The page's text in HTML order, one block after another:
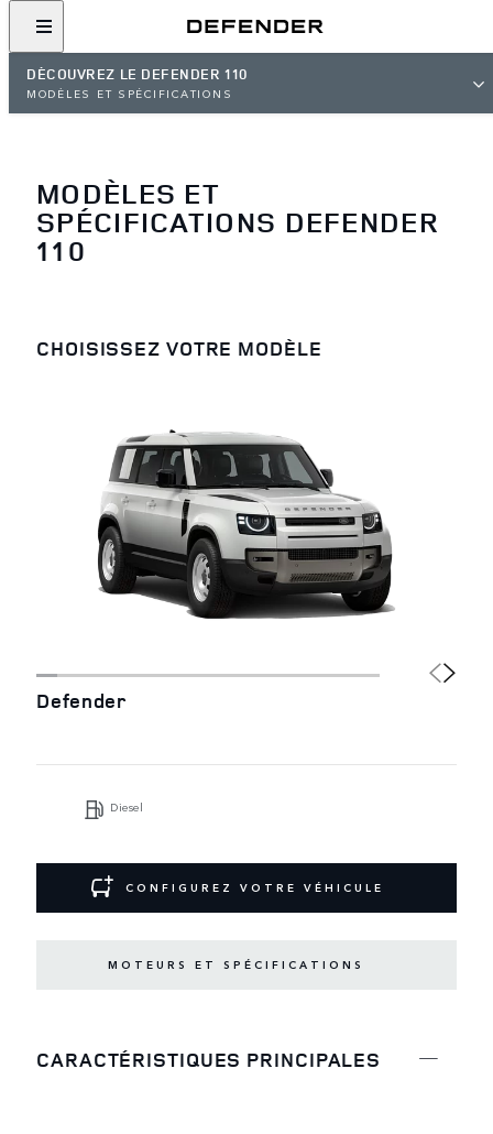
DÉCOUVREZ LE DEFENDER 110
MODÈLES ET SPÉCIFICATIONS
MODÈLES ET
SPÉCIFICATIONS DEFENDER
110
CHOISISSEZ VOTRE MODÈLE
Defender
Diesel
CONFIGUREZ VOTRE VÉHICULE
MOTEURS ET SPÉCIFICATIONS
CARACTÉRISTIQUES PRINCIPALES